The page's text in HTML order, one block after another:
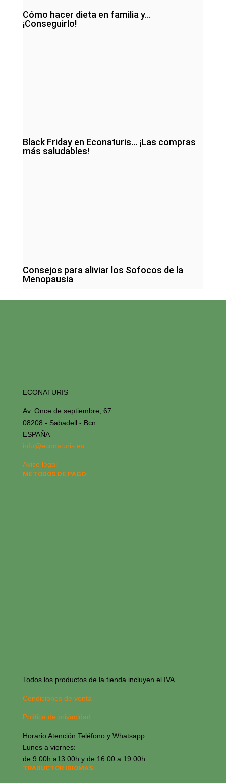
Cómo hacer dieta en familia y…
¡Conseguirlo!
Black Friday en Econaturis… ¡Las compras
más saludables!
Consejos para aliviar los Sofocos de la
Menopausia
ECONATURIS
Av. Once de septiembre, 67
08208 - Sabadell - Bcn
ESPAÑA
info@econaturis.es
Aviso legal
MÉTODOS DE PAGO:
Todos los productos de la tienda incluyen el IVA
Condiciones de venta
Política de privacidad
Horario Atención Teléfono y Whatsapp
Lunes a viernes:
de 9:00h a13:00h y de 16:00 a 19:00h
TRADUCTOR IDIOMAS: